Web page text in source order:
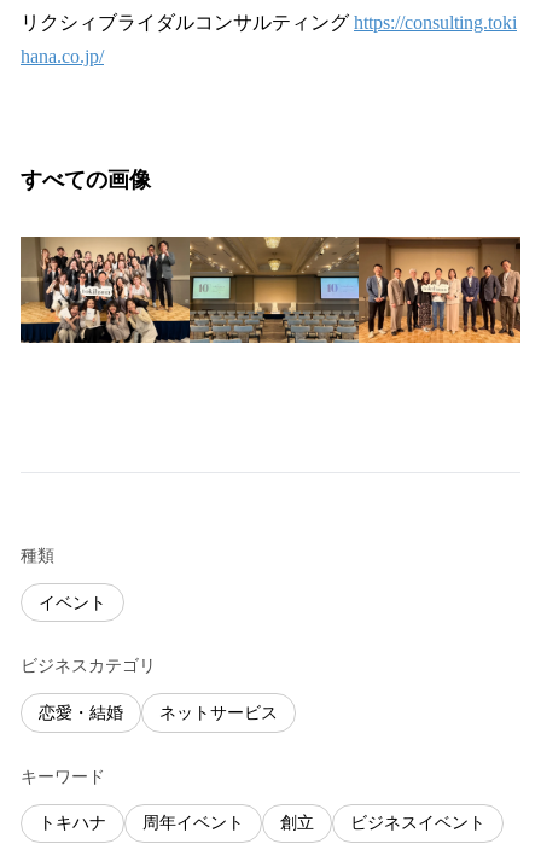
リクシィブライダルコンサルティング https://consulting.toki
hana.co.jp/
すべての画像
種類
イベント
ビジネスカテゴリ
恋愛・結婚 ネットサービス
キーワード
トキハナ 周年イベント 創立 ビジネスイベント